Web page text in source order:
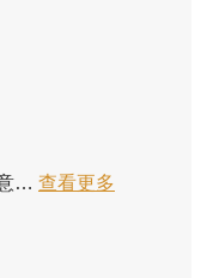
… 查看更多